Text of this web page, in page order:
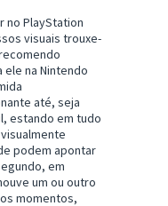
no PlayStation
visuais trouxe-
na Nintendo
até, seja
estando em tudo
podem apontar
em
um ou outro
momentos,